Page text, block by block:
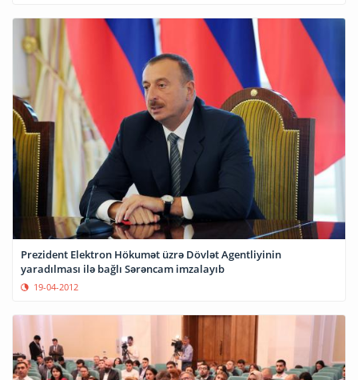
Prezident Elektron Hökumət üzrə Dövlət Agentliyinin
yaradılması ilə bağlı Sərəncam imzalayıb
19-04-2012